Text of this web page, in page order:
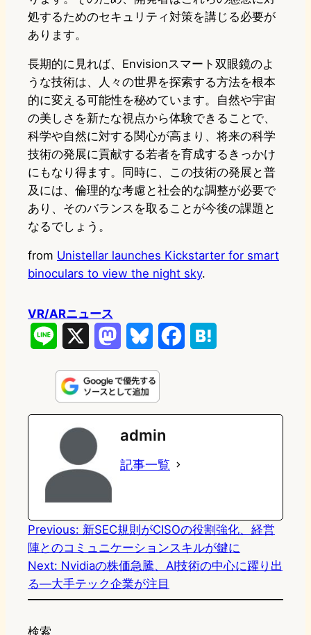
処するためのセキュリティ対策を講じる必要が
あります。
長期的に見れば、Envisionスマート双眼鏡のよ
うな技術は、人々の世界を探索する方法を根本
的に変える可能性を秘めています。自然や宇宙
の美しさを新たな視点から体験できることで、
科学や自然に対する関心が高まり、将来の科学
技術の発展に貢献する若者を育成するきっかけ
にもなり得ます。同時に、この技術の発展と普
及には、倫理的な考慮と社会的な調整が必要で
あり、そのバランスを取ることが今後の課題と
なるでしょう。
from Unistellar launches Kickstarter for smart
binoculars to view the night sky.
VR/ARニュース
n
e
s
t
o
d
n
u
e
s
k
e
k
e
admin
記事一覧
Previous: 新SEC規則がCISOの役割強化、経営
陣とのコミュニケーションスキルが鍵に
Next: Nvidiaの株価急騰、AI技術の中心に躍り出
る—大手テック企業が注目
検索